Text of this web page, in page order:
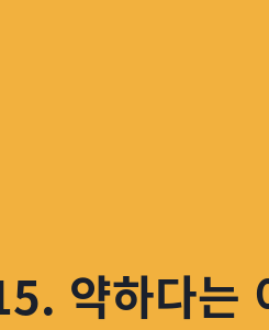
약하다는